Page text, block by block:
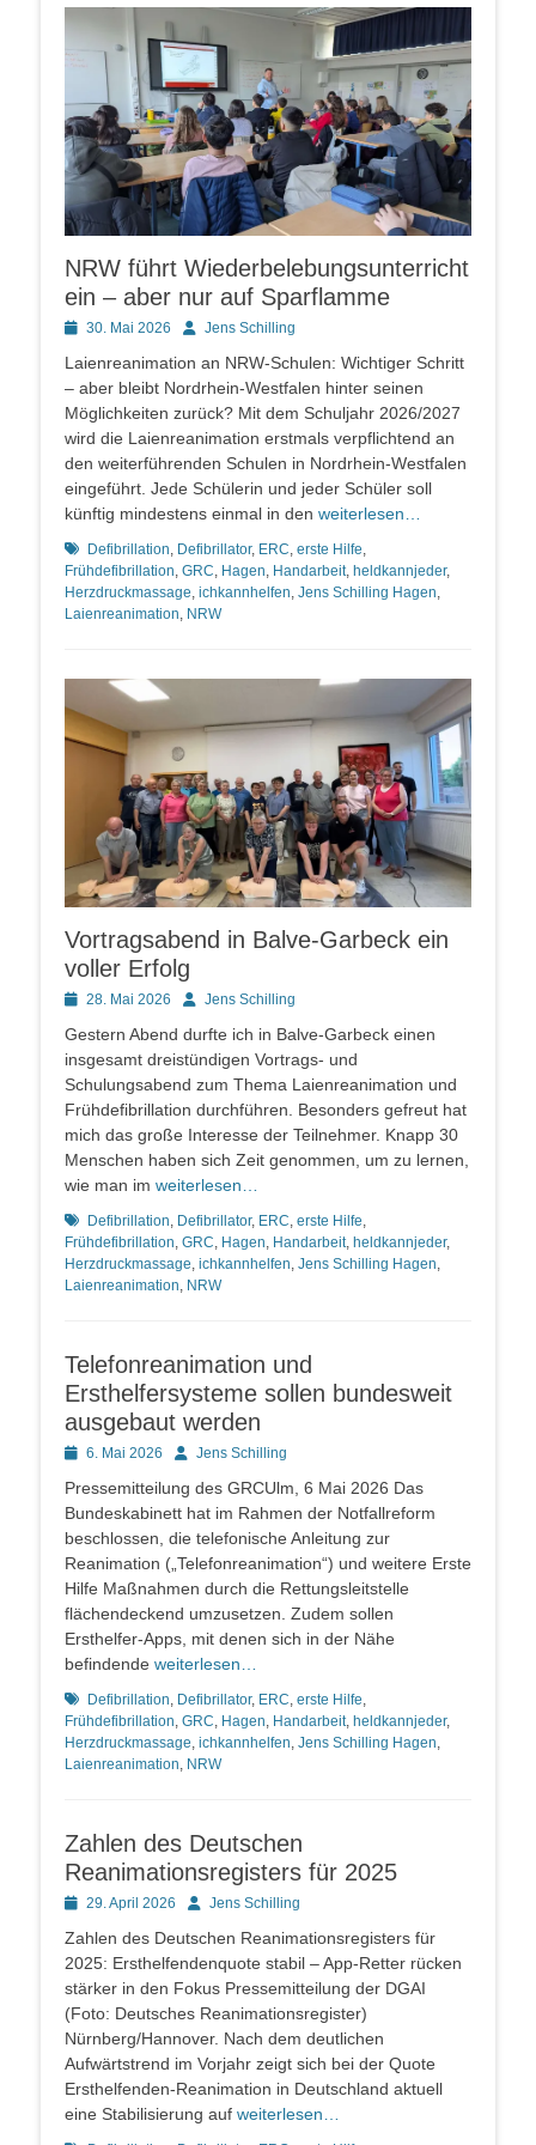
NRW führt Wiederbelebungsunterricht
ein – aber nur auf Sparflamme
Posted30. Mai 2026 AutorJens Schilling
Laienreanimation an NRW-Schulen: Wichtiger Schritt
– aber bleibt Nordrhein-Westfalen hinter seinen
Möglichkeiten zurück? Mit dem Schuljahr 2026/2027
wird die Laienreanimation erstmals verpflichtend an
den weiterführenden Schulen in Nordrhein-Westfalen
eingeführt. Jede Schülerin und jeder Schüler soll
künftig mindestens einmal in den weiterlesen…
Schlagworte
Defibrillation, Defibrillator, ERC, erste Hilfe,
Frühdefibrillation, GRC, Hagen, Handarbeit, heldkannjeder,
Herzdruckmassage, ichkannhelfen, Jens Schilling Hagen,
Laienreanimation, NRW
Vortragsabend in Balve-Garbeck ein
voller Erfolg
Posted28. Mai 2026 AutorJens Schilling
Gestern Abend durfte ich in Balve-Garbeck einen
insgesamt dreistündigen Vortrags- und
Schulungsabend zum Thema Laienreanimation und
Frühdefibrillation durchführen. Besonders gefreut hat
mich das große Interesse der Teilnehmer. Knapp 30
Menschen haben sich Zeit genommen, um zu lernen,
wie man im weiterlesen…
Schlagworte
Defibrillation, Defibrillator, ERC, erste Hilfe,
Frühdefibrillation, GRC, Hagen, Handarbeit, heldkannjeder,
Herzdruckmassage, ichkannhelfen, Jens Schilling Hagen,
Laienreanimation, NRW
Telefonreanimation und
Ersthelfersysteme sollen bundesweit
ausgebaut werden
Posted6. Mai 2026 AutorJens Schilling
Pressemitteilung des GRCUlm, 6 Mai 2026 Das
Bundeskabinett hat im Rahmen der Notfallreform
beschlossen, die telefonische Anleitung zur
Reanimation („Telefonreanimation“) und weitere Erste
Hilfe Maßnahmen durch die Rettungsleitstelle
flächendeckend umzusetzen. Zudem sollen
Ersthelfer-Apps, mit denen sich in der Nähe
befindende weiterlesen…
Schlagworte
Defibrillation, Defibrillator, ERC, erste Hilfe,
Frühdefibrillation, GRC, Hagen, Handarbeit, heldkannjeder,
Herzdruckmassage, ichkannhelfen, Jens Schilling Hagen,
Laienreanimation, NRW
Zahlen des Deutschen
Reanimationsregisters für 2025
Posted29. April 2026 AutorJens Schilling
Zahlen des Deutschen Reanimationsregisters für
2025: Ersthelfendenquote stabil – App-Retter rücken
stärker in den Fokus Pressemitteilung der DGAI
(Foto: Deutsches Reanimationsregister)
Nürnberg/Hannover. Nach dem deutlichen
Aufwärtstrend im Vorjahr zeigt sich bei der Quote
Ersthelfenden-Reanimation in Deutschland aktuell
eine Stabilisierung auf weiterlesen…